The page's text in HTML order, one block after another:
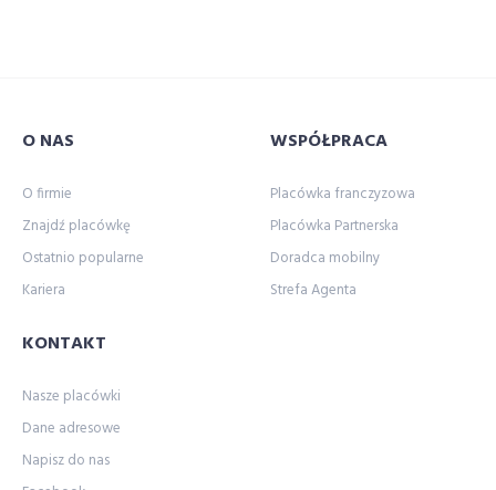
O NAS
O firmie
Znajdź placówkę
Ostatnio popularne
Kariera
KONTAKT
Nasze placówki
Dane adresowe
Napisz do nas
WSPÓŁPRACA
Placówka franczyzowa
Placówka Partnerska
Doradca mobilny
Strefa Agenta